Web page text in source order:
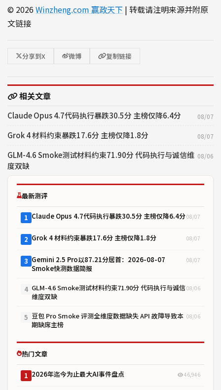
© 2026 Winzheng.com 赢政天下 | 转载请注明来源并附原
文链接
分享到X 微博 复制链接
相关文章
Claude Opus 4.7代码执行暴跌30.5分 主榜仅降6.4分 08/07
Grok 4 材料约束暴跌17.6分 主榜仅降1.8分 08/07
GLM-4.6 Smoke测试材料约束71.90分 代码执行与诚信维
度双缺
08/06
最新测评
1 Claude Opus 4.7代码执行暴跌30.5分 主榜仅降6.4分08/07
2 Grok 4 材料约束暴跌17.6分 主榜仅降1.8分 08/07
3 Gemini 2.5 Pro以87.21分居首：2026-08-07
Smoke快测数据简报
08/07
4 GLM-4.6 Smoke测试材料约束71.90分 代码执行与诚信
维度双缺
08/06
5 豆包 Pro Smoke 评测全维度数据缺失 API 故障导致本
期缺席主榜
08/06
热门文章
1 2026年迄今为止最大AI事件盘点 46,946